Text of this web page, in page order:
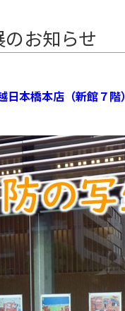
お知らせ
日本橋本店（新館７階）